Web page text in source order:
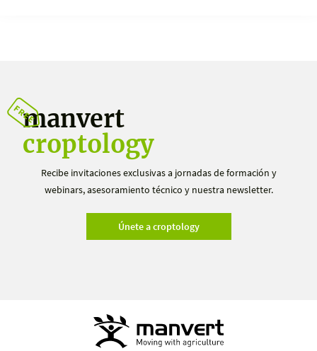
manvert
croptology
Recibe invitaciones exclusivas a jornadas de formación y
webinars, asesoramiento técnico y nuestra newsletter.
Únete a croptology